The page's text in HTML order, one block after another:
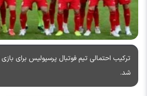
ترکیب احتمالی تیم فوتبال پرسپولیس برای
شد.